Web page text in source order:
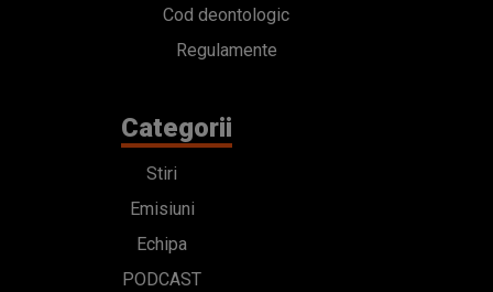
Cod deontologic
Regulamente
Categorii
Stiri
Emisiuni
Echipa
PODCAST